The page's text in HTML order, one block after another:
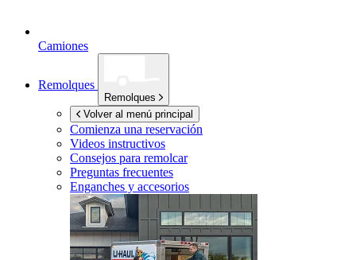
Camiones
Remolques
Remolques
Volver al menú principal
Comienza una reservación
Videos instructivos
Consejos para remolcar
Preguntas frecuentes
Enganches y accesorios